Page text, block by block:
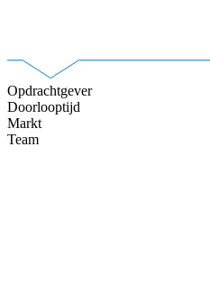
Opdrachtgever
Doorlooptijd
Markt
Team